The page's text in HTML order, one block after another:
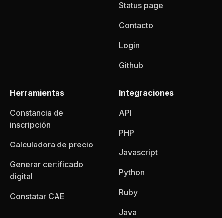
Status page
Contacto
Login
Github
Herramientas
Constancia de
inscripción
Calculadora de precio
Generar certificado
digital
Constatar CAE
Integraciones
API
PHP
Javascript
Python
Ruby
Java